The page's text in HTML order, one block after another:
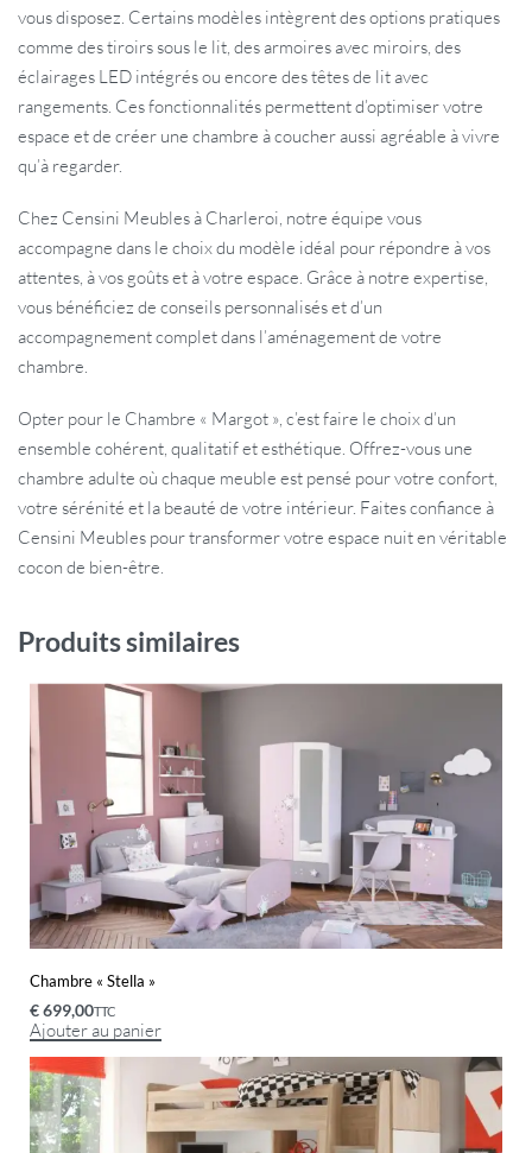
vous disposez. Certains modèles intègrent des options pratiques
comme des tiroirs sous le lit, des armoires avec miroirs, des
éclairages LED intégrés ou encore des têtes de lit avec
rangements. Ces fonctionnalités permettent d’optimiser votre
espace et de créer une chambre à coucher aussi agréable à vivre
qu’à regarder.
Chez Censini Meubles à Charleroi, notre équipe vous
accompagne dans le choix du modèle idéal pour répondre à vos
attentes, à vos goûts et à votre espace. Grâce à notre expertise,
vous bénéficiez de conseils personnalisés et d’un
accompagnement complet dans l’aménagement de votre
chambre.
Opter pour le Chambre « Margot », c’est faire le choix d’un
ensemble cohérent, qualitatif et esthétique. Offrez-vous une
chambre adulte où chaque meuble est pensé pour votre confort,
votre sérénité et la beauté de votre intérieur. Faites confiance à
Censini Meubles pour transformer votre espace nuit en véritable
cocon de bien-être.
Produits similaires
Chambre « Stella »
€699,00TTC
Ajouter au panier